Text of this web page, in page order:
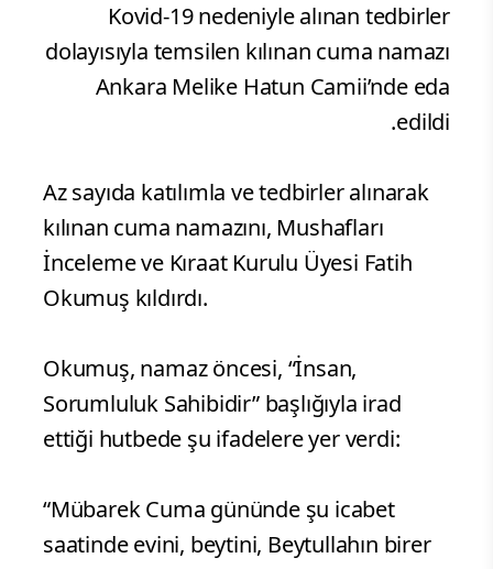
Kovid-19 nedeniyle alınan tedbirler
dolayısıyla temsilen kılınan cuma namazı
Ankara Melike Hatun Camii’nde eda
edildi.
Az sayıda katılımla ve tedbirler alınarak
kılınan cuma namazını, Mushafları
İnceleme ve Kıraat Kurulu Üyesi Fatih
Okumuş kıldırdı.
Okumuş, namaz öncesi, “İnsan,
Sorumluluk Sahibidir” başlığıyla irad
ettiği hutbede şu ifadelere yer verdi:
“Mübarek Cuma gününde şu icabet
saatinde evini, beytini, Beytullahın birer